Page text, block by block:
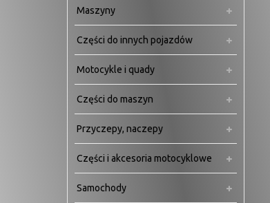
Maszyny
Części do innych pojazdów
Motocykle i quady
Części do maszyn
Przyczepy, naczepy
Części i akcesoria motocyklowe
Samochody